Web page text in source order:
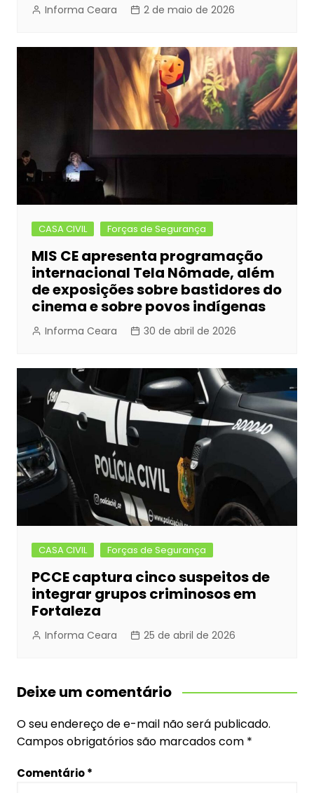
Informa Ceara 2 de maio de 2026
CASA CIVIL Forças de Segurança
MIS CE apresenta programação
internacional Tela Nômade, além
de exposições sobre bastidores do
cinema e sobre povos indígenas
Informa Ceara 30 de abril de 2026
CASA CIVIL Forças de Segurança
PCCE captura cinco suspeitos de
integrar grupos criminosos em
Fortaleza
Informa Ceara 25 de abril de 2026
Deixe um comentário
O seu endereço de e-mail não será publicado.
Campos obrigatórios são marcados com *
Comentário*